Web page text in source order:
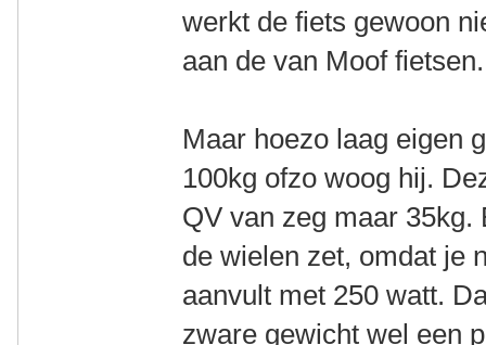
werkt de fiets gewoon
aan de van Moof fietsen.
Maar hoezo laag eigen
100kg ofzo woog hij.
QV van zeg maar
de wielen zet, omdat je
aanvult met 250 watt.
zware gewicht wel een